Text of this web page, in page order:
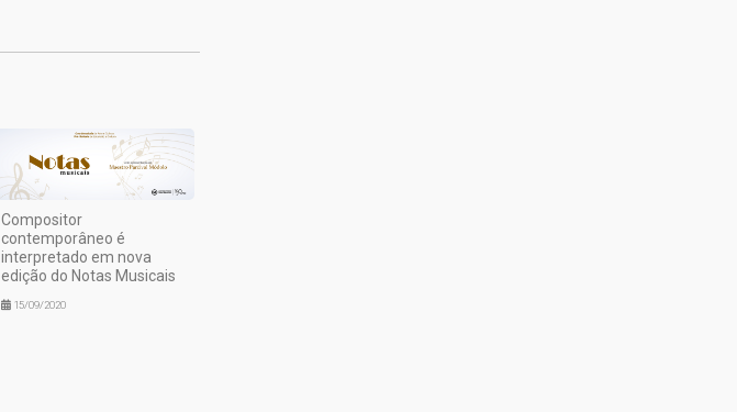
Compositor
contemporâneo é
interpretado em nova
edição do Notas Musicais
15/09/2020